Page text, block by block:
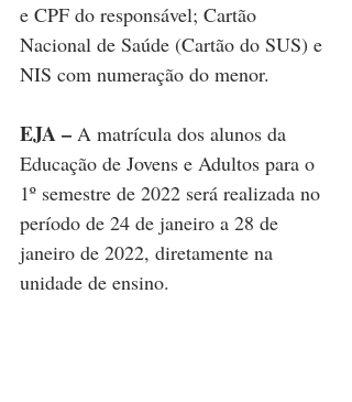
e CPF do responsável; Cartão
Nacional de Saúde (Cartão do SUS) e
NIS com numeração do menor.
EJA – A matrícula dos alunos da
Educação de Jovens e Adultos para o
1º semestre de 2022 será realizada no
período de 24 de janeiro a 28 de
janeiro de 2022, diretamente na
unidade de ensino.